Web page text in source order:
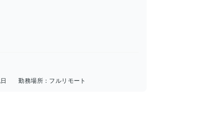
勤務場所： フルリモート